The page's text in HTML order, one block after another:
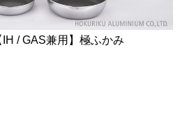
IH / GAS兼用】極ふかみ